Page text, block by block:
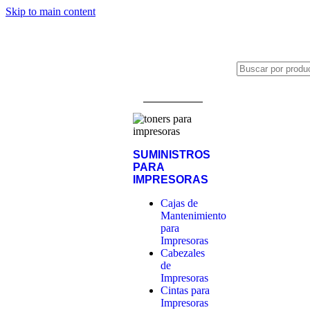
Skip to main content
SUMINISTROS
PARA
IMPRESORAS
Cajas de
Mantenimiento
para
Impresoras
Cabezales
de
Impresoras
Cintas para
Impresoras